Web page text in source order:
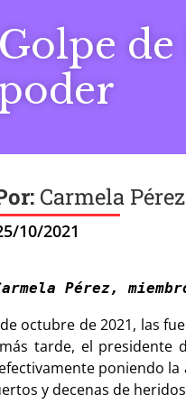
Golpe de
Carmela
Pérez,
octubre de 2021, las
tarde, el presidente
poniendo
y decenas de
10/2021